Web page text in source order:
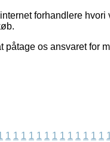
forhandlere hvori
os ansvaret for
1 1 1 1 1 1 1 1 1 1 1 1 1